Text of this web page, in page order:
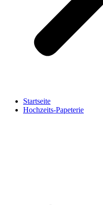
Startseite
Hochzeits-Papeterie